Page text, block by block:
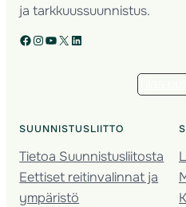
ja tarkkuussuunnistus.
Facebook Instagram YouTube X LinkedIn
SUUNNISTUSLIITTO
Tietoa Suunnistusliitosta
Eettiset reitinvalinnat ja
ympäristö